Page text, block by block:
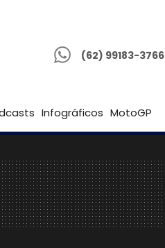
(62) 99183-3766
Goiânia 24º
Infográficos MotoGP